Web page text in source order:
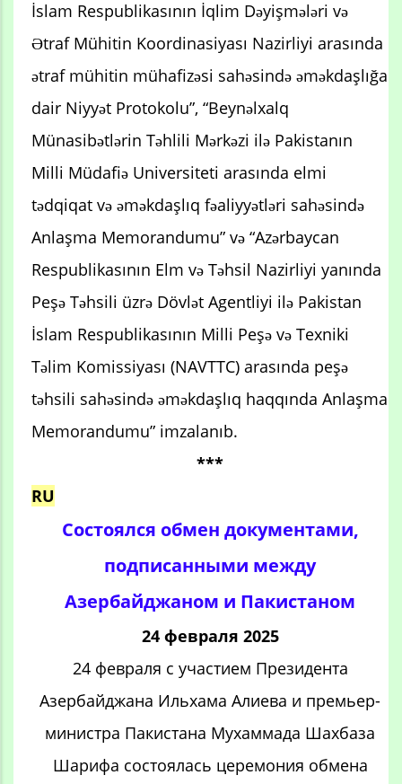
İslam Respublikasının İqlim Dəyişmələri və
Ətraf Mühitin Koordinasiyası Nazirliyi arasında
ətraf mühitin mühafizəsi sahəsində əməkdaşlığa
dair Niyyət Protokolu”, “Beynəlxalq
Münasibətlərin Təhlili Mərkəzi ilə Pakistanın
Milli Müdafiə Universiteti arasında elmi
tədqiqat və əməkdaşlıq fəaliyyətləri sahəsində
Anlaşma Memorandumu” və “Azərbaycan
Respublikasının Elm və Təhsil Nazirliyi yanında
Peşə Təhsili üzrə Dövlət Agentliyi ilə Pakistan
İslam Respublikasının Milli Peşə və Texniki
Təlim Komissiyası (NAVTTC) arasında peşə
təhsili sahəsində əməkdaşlıq haqqında Anlaşma
Memorandumu” imzalanıb.
***
RU
Состоялся обмен документами,
подписанными между
Азербайджаном и Пакистаном
24 февраля 2025
24 февраля с участием Президента
Азербайджана Ильхама Алиева и премьер-
министра Пакистана Мухаммада Шахбаза
Шарифа состоялась церемония обмена